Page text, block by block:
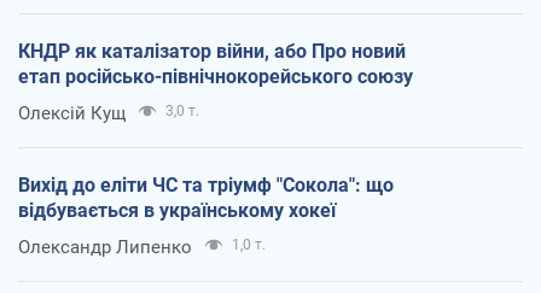
КНДР як каталізатор війни, або Про новий
етап російсько-північнокорейського союзу
Олексій Кущ 3,0 т.
Вихід до еліти ЧС та тріумф "Сокола": що
відбувається в українському хокеї
Олександр Липенко 1,0 т.